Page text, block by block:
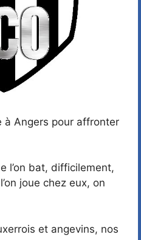
à Angers pour affronter
l’on bat, difficilement,
joue chez eux, on
et angevins, nos